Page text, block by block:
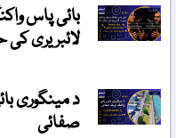
بائی پاس
لائبریری کی
د مینگوری
صفائی